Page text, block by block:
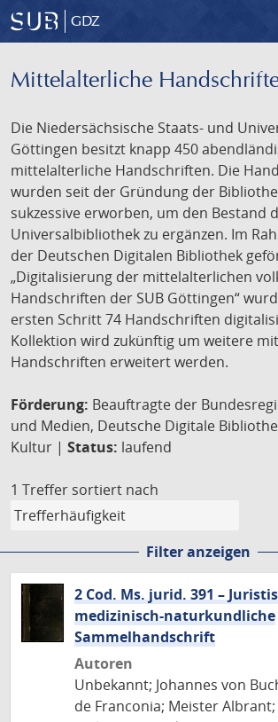
GDZ
Mittelalterliche
Die Niedersächsische Staats- und
Göttingen besitzt knapp 450
mittelalterliche Handschriften. Die
wurden seit der Gründung der
sukzessive erworben, um den Bestand
Universalbibliothek zu ergänzen. Im
der Deutschen Digitalen Bibliothek
„Digitalisierung der mittelalterlichen
Handschriften der SUB Göttingen“
ersten Schritt 74 Handschriften
Kollektion wird zukünftig um weitere
Handschriften erweitert werden.
Förderung: Beauftragte der
und Medien, Deutsche Digitale
Kultur | Status: laufend
1 Treffer sortiert nach
Filter anzeigen
2 Cod. Ms. jurid. 391 –
medizinisch-naturkundliche
Sammelhandschrift
Autoren
Unbekannt; Johannes von
de Franconia; Meister